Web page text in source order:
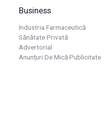
Business
Industria Farmaceutică
Sănătate Privată
Advertorial
Anunțuri De Mică Publicitate